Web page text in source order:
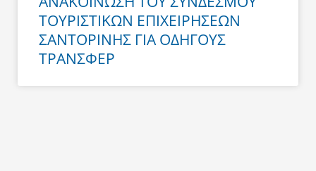
ΤΟΥΡΙΣΤΙΚΩΝ ΕΠΙΧΕΙΡΗΣΕΩΝ
ΣΑΝΤΟΡΙΝΗΣ ΓΙΑ ΟΔΗΓΟΥΣ
ΤΡΑΝΣΦΕΡ